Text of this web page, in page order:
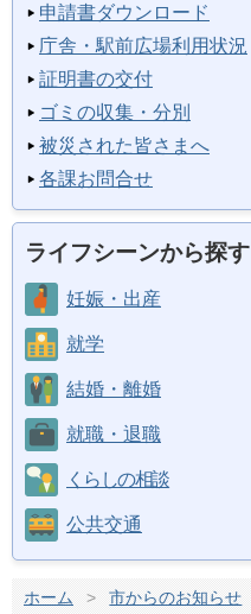
申請書ダウンロード
庁舎・駅前広場利用状況
証明書の交付
ゴミの収集・分別
被災された皆さまへ
各課お問合せ
ライフシーンから探す
妊娠・出産
就学
結婚・離婚
就職・退職
くらしの相談
公共交通
ホーム > 市からのお知らせ